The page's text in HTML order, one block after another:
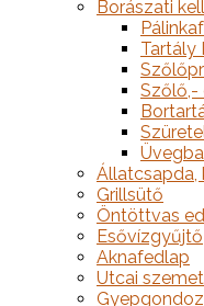
Borászati
Tartály
Szőlő,-
Állatcsapda,
Grillsütő
Öntöttvas
Esővízgyűjtő
Aknafedlap
Utcai